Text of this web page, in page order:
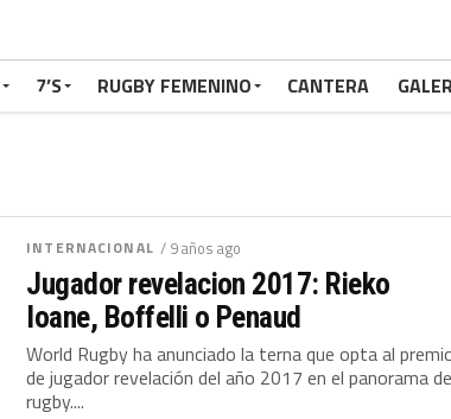
7’S RUGBY FEMENINO CANTERA
INTERNACIONAL / 9 años ago
Jugador revelacion 2017: Rieko
Ioane, Boffelli o Penaud
World Rugby ha anunciado la terna que opta al
de jugador revelación del año 2017 en el panorama
rugby....